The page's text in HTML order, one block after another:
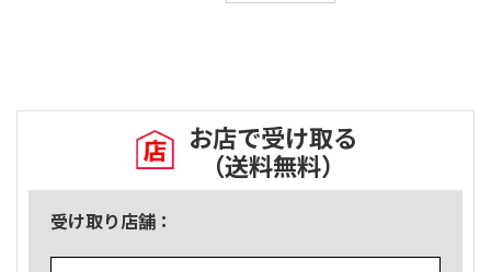
お店で受け取る
（送料無料）
受け取り店舗：